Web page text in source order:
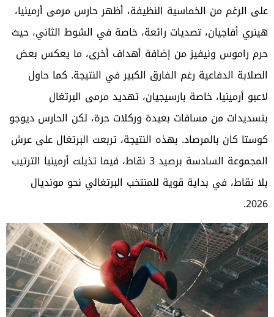
على الرغم من الخماسية النظيفة، أظهر حارس مرمى أرمينيا،
هينري أفاجيان، تصديات رائعة، خاصة في الشوط الثاني، حيث
حرم راموس ونيفيز من إضافة أهداف أخرى، ما يعكس بعض
الصلابة الدفاعية رغم الفارق الكبير في النتيجة. كما حاول
لاعبو أرمينيا، خاصة بارسيجيان، تهديد مرمى البرتغال
بتسديدات من مسافات بعيدة وركلات حرة، لكن الحارس ديوجو
كوستا كان بالمرصاد. بهذه النتيجة، تربعت البرتغال على عرش
المجموعة السادسة برصيد 3 نقاط، فيما تذيلت أرمينيا الترتيب
بلا نقاط، في بداية قوية للمنتخب البرتغالي نحو مونديال
2026.